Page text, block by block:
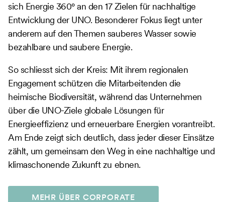
sich Energie 360° an den 17 Zielen für nachhaltige
Entwicklung der UNO. Besonderer Fokus liegt unter
anderem auf den Themen sauberes Wasser sowie
bezahlbare und saubere Energie.
So schliesst sich der Kreis: Mit ihrem regionalen
Engagement schützen die Mitarbeitenden die
heimische Biodiversität, während das Unternehmen
über die UNO-Ziele globale Lösungen für
Energieeffizienz und erneuerbare Energien vorantreibt.
Am Ende zeigt sich deutlich, dass jeder dieser Einsätze
zählt, um gemeinsam den Weg in eine nachhaltige und
klimaschonende Zukunft zu ebnen.
MEHR ÜBER CORPORATE